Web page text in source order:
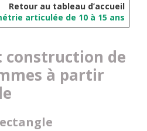
Retour au tableau d’accueil
articulée de 10 à 15 ans
construction de
à partir